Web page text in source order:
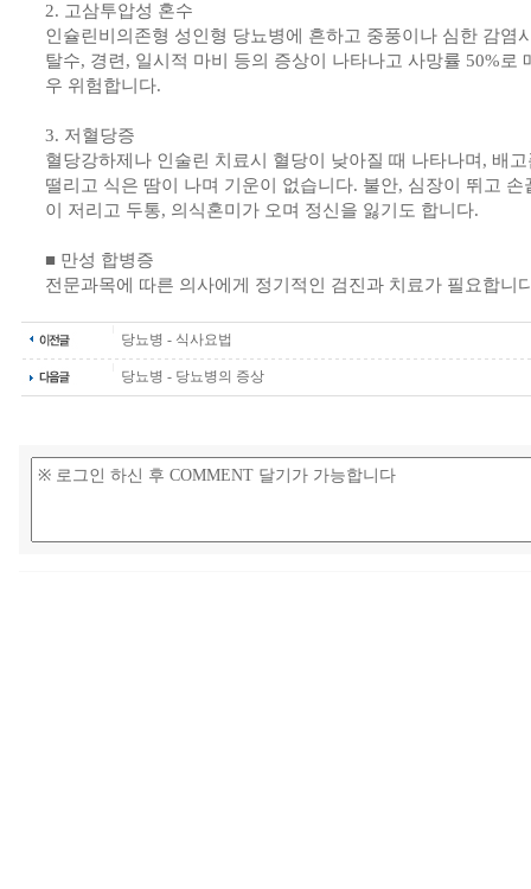
2. 고삼투압성 혼수
인슐린비의존형 성인형 당뇨병에 흔하고 중풍이나 심한 감염
탈수, 경련, 일시적 마비 등의 증상이 나타나고 사망률 50%로
우 위험합니다.
3. 저혈당증
혈당강하제나 인술린 치료시 혈당이 낮아질 때 나타나며, 배고
떨리고 식은 땀이 나며 기운이 없습니다. 불안, 심장이 뛰고 손
이 저리고 두통, 의식혼미가 오며 정신을 잃기도 합니다.
■ 만성 합병증
전문과목에 따른 의사에게 정기적인 검진과 치료가 필요합니
당뇨병 - 식사요법
당뇨병 - 당뇨병의 증상